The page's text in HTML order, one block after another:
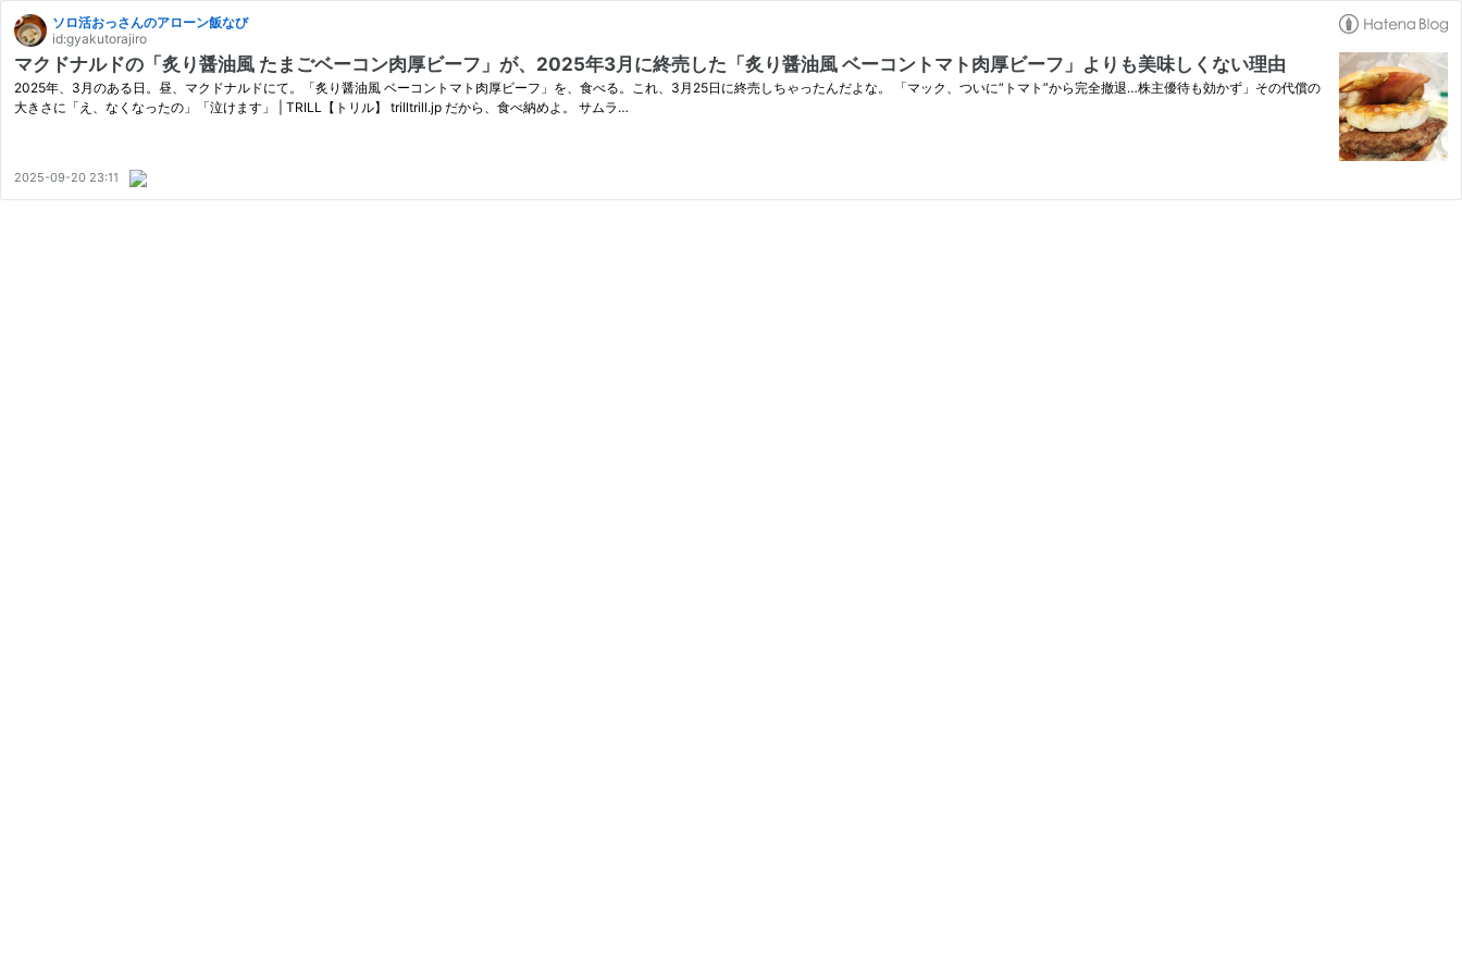
ソロ活おっさんのアローン飯なび
id:gyakutorajiro
マクドナルドの「炙り醤油風 たまごベーコン肉厚ビーフ」が、2025年3月に終売した「炙り醤油風 ベーコントマト肉厚ビーフ」よりも美味しくない理由
2025年、3月のある日。昼、マクドナルドにて。「炙り醤油風 ベーコントマト肉厚ビーフ」を、食べる。これ、3月25日に終売しちゃったんだよな。 「マック、ついに“トマト”から完全撤退…株主優待も効かず」その代償の
大きさに「え、なくなったの」「泣けます」 | TRILL【トリル】 trilltrill.jp だから、食べ納めよ。 サムラ…
2025-09-20 23:11